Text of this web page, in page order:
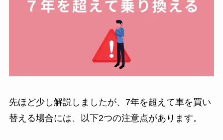
先ほど少し解説しましたが、7年を超えて車を買い
替える場合には、以下2つの注意点があります。